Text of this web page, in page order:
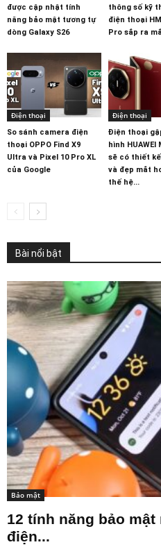
được cập nhật tính
năng bảo mật tương tự
dòng Galaxy S26
thông số kỹ
điện thoại
Pro sắp ra
Điện thoại
So sánh camera điện
thoại OPPO Find X9
Ultra và Pixel 10 Pro XL
của Google
Điện thoại
Điện thoại
hình HUAWEI
sẽ có thiết
và đẹp mắt
thế hệ...
Bài nổi bật
Bảo mật
12 tính năng bảo
điện...